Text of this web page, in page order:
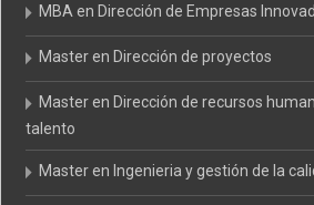
MBA en Dirección de Empresas
Master en Dirección de proyectos
Master en Dirección de recursos
talento
Master en Ingenieria y gestión de la